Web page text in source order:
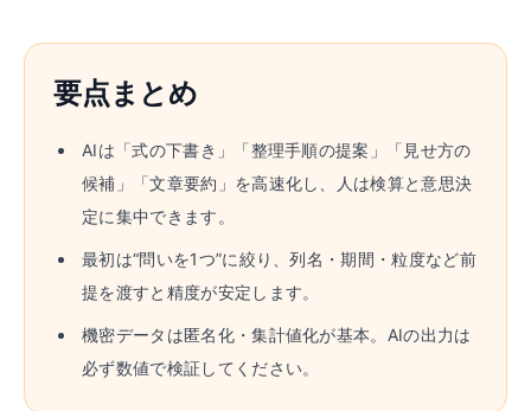
要点まとめ
AIは「式の下書き」「整理手順の提案」「見せ方の
候補」「文章要約」を高速化し、人は検算と意思決
定に集中できます。
最初は“問いを1つ”に絞り、列名・期間・粒度など前
提を渡すと精度が安定します。
機密データは匿名化・集計値化が基本。AIの出力は
必ず数値で検証してください。